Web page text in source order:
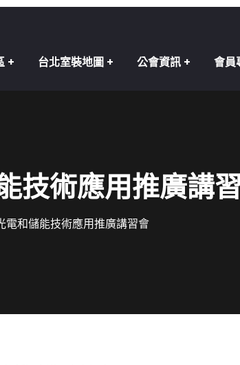
台北室裝地圖 公會資訊 會員
技術應用推廣講
電和儲能技術應用推廣講習會